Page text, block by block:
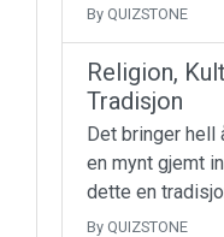
By QUIZSTONE
Religion,
Tradisjon
Det bringer hell
en mynt gjemt
dette en
By QUIZSTONE